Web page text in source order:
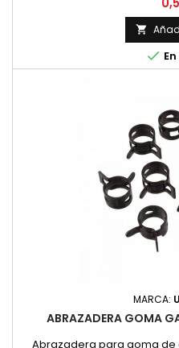


MARCA:
ABRAZADERA GOMA
Abrazadera para goma de